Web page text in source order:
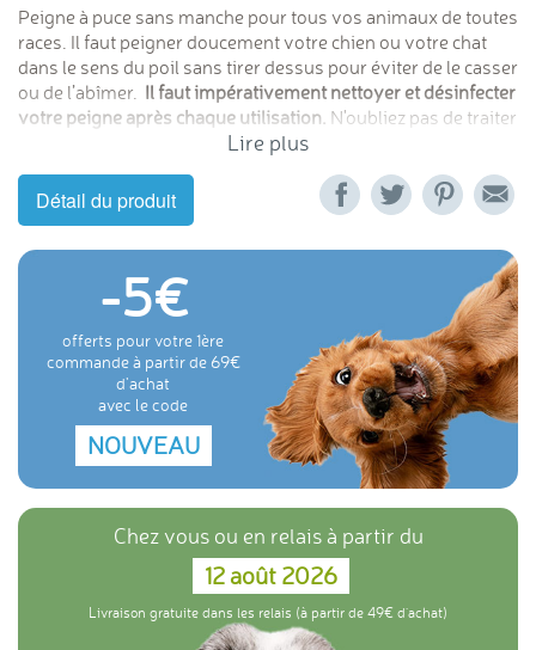
Peigne à puce sans manche pour tous vos animaux de toutes
races. Il faut peigner doucement votre chien ou votre chat
dans le sens du poil sans tirer dessus pour éviter de le casser
ou de l’abîmer. Il faut impérativement nettoyer et désinfecter
votre peigne après chaque utilisation. N'oubliez pas de traiter
insectifuge naturel non toxique
désinsectiser votre habitat et votre voiture avec un
insecticide non toxique comme la lotion Habitat Biovétol ou
Lire plus
Détail du produit
-5
offerts pour votre 1ère
commande à partir de 69
d'achat
avec le code
NOUVEAU
Chez vous ou en relais à partir du
12 août 2026
Livraison gratuite dans les relais (à partir de 49€ d'achat)